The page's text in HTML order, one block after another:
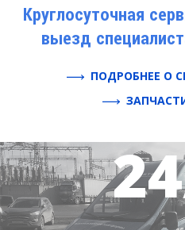
Круглосуточная
выезд
ПОДРОБНЕЕ О